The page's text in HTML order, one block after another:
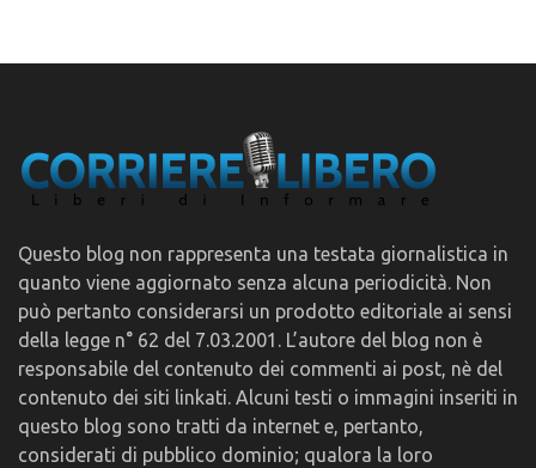
Questo blog non rappresenta una testata giornalistica in
quanto viene aggiornato senza alcuna periodicità. Non
può pertanto considerarsi un prodotto editoriale ai sensi
della legge n° 62 del 7.03.2001. L’autore del blog non è
responsabile del contenuto dei commenti ai post, nè del
contenuto dei siti linkati. Alcuni testi o immagini inseriti in
questo blog sono tratti da internet e, pertanto,
considerati di pubblico dominio; qualora la loro